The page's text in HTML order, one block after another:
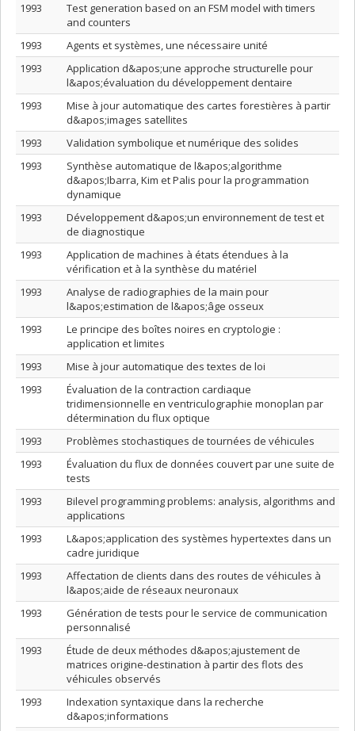
1993
Test generation based on an FSM model with timers
and counters
1993
Agents et systèmes, une nécessaire unité
1993
Application d&apos;une approche structurelle pour
l&apos;évaluation du développement dentaire
1993
Mise à jour automatique des cartes forestières à partir
d&apos;images satellites
1993
Validation symbolique et numérique des solides
1993
Synthèse automatique de l&apos;algorithme
d&apos;Ibarra, Kim et Palis pour la programmation
dynamique
1993
Développement d&apos;un environnement de test et
de diagnostique
1993
Application de machines à états étendues à la
vérification et à la synthèse du matériel
1993
Analyse de radiographies de la main pour
l&apos;estimation de l&apos;âge osseux
1993
Le principe des boîtes noires en cryptologie :
application et limites
1993
Mise à jour automatique des textes de loi
1993
Évaluation de la contraction cardiaque
tridimensionnelle en ventriculographie monoplan par
détermination du flux optique
1993
Problèmes stochastiques de tournées de véhicules
1993
Évaluation du flux de données couvert par une suite de
tests
1993
Bilevel programming problems: analysis, algorithms and
applications
1993
L&apos;application des systèmes hypertextes dans un
cadre juridique
1993
Affectation de clients dans des routes de véhicules à
l&apos;aide de réseaux neuronaux
1993
Génération de tests pour le service de communication
personnalisé
1993
Étude de deux méthodes d&apos;ajustement de
matrices origine-destination à partir des flots des
véhicules observés
1993
Indexation syntaxique dans la recherche
d&apos;informations